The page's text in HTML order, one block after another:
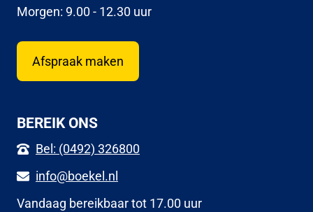
Morgen: 9.00 - 12.30 uur
Afspraak maken
BEREIK ONS
Bel: (0492) 326800
info@boekel.nl
Vandaag bereikbaar tot 17.00 uur